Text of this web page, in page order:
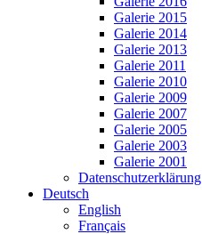
Galerie 2015
Galerie 2014
Galerie 2013
Galerie 2011
Galerie 2010
Galerie 2009
Galerie 2007
Galerie 2005
Galerie 2003
Galerie 2001
Datenschutzerklärung
Deutsch
English
Français